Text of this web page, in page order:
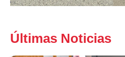
Últimas Noticias